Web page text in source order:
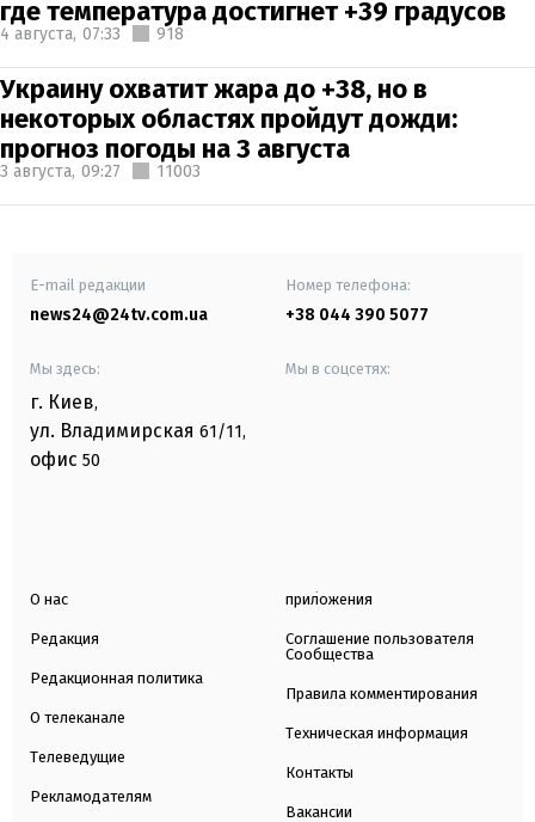
где температура достигнет +39 градусов
4 августа, 07:33 918
Украину охватит жара до +38, но в
некоторых областях пройдут дожди:
прогноз погоды на 3 августа
3 августа, 09:27 11003
E-mail редакции
news24@24tv.com.ua
Номер телефона:
+38 044 390 5077
Мы здесь:
г. Киев,
ул. Владимирская 61/11,
офис 50
Мы в соцсетях:
О нас
Редакция
Редакционная политика
О телеканале
Телеведущие
Рекламодателям
приложения
Соглашение пользователя
Сообщества
Правила комментирования
Техническая информация
Контакты
Вакансии